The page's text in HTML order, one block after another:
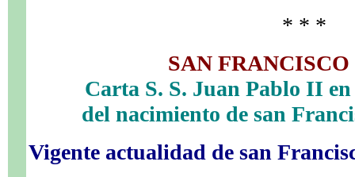
* * *
SAN FRANCISCO
Carta S. S. Juan Pablo II
del nacimiento de san
Vigente actualidad de san